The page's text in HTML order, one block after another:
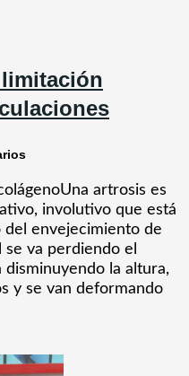
artrosis es
involutivo que está
del envejecimiento de
va perdiendo el
disminuyendo la altura,
y se van deformando